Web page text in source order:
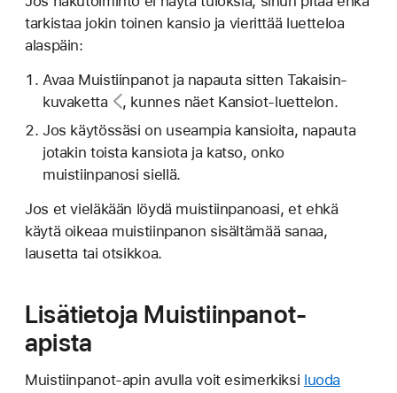
tarkistaa jokin toinen kansio ja vierittää luetteloa
alaspäin:
Avaa Muistiinpanot ja napauta sittenTakaisin-
kuvaketta
, kunnes näet Kansiot-luettelon.
Jos käytössäsi on useampia kansioita, napauta
jotakin toista kansiota ja katso, onko
muistiinpanosi siellä.
Jos et vieläkään löydä muistiinpanoasi, et ehkä
käytä oikeaa muistiinpanon sisältämää sanaa,
lausetta tai otsikkoa.
Lisätietoja Muistiinpanot-
apista
Muistiinpanot-apin avulla voit esimerkiksi luoda